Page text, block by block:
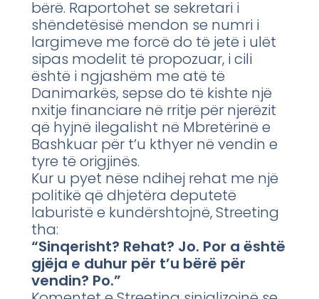
bërë. Raportohet se sekretari i
shëndetësisë mendon se numri i
largimeve me forcë do të jetë i ulët
sipas modelit të propozuar, i cili
është i ngjashëm me atë të
Danimarkës, sepse do të kishte një
nxitje financiare në rritje për njerëzit
që hyjnë ilegalisht në Mbretërinë e
Bashkuar për t’u kthyer në vendin e
tyre të origjinës.
Kur u pyet nëse ndihej rehat me një
politikë që dhjetëra deputetë
laburistë e kundërshtojnë, Streeting
tha:
“Sinqerisht? Rehat? Jo. Por a është
gjëja e duhur për t’u bërë për
vendin? Po.”